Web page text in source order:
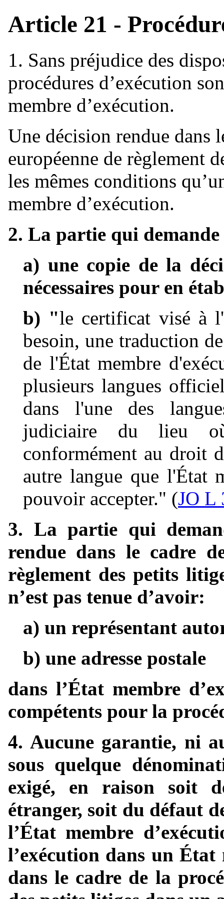
Article 21 -
1. Sans préjudice des
procédures d’exécution
membre d’exécution.
Une décision rendue dans
européenne de règlement
les mêmes conditions
membre d’exécution.
2. La partie qui
a) une copie de la
nécessaires pour en
b) "le certificat visé à l'
besoin, une traduction
de l'État membre
plusieurs langues
dans l'une des
judiciaire du lieu
conformément au droit
autre langue que l'État
pouvoir accepter." (JO L
3. La partie qui
rendue dans le cadre
règlement des petits
n’est pas tenue d’avoir:
a) un représentant
b) une adresse postale
dans l’État membre
compétents pour la
4. Aucune garantie, ni
sous quelque
exigé, en raison soit
étranger, soit du défaut
l’État membre
l’exécution dans un État
dans le cadre de la